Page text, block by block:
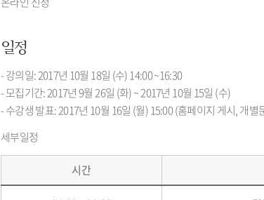
일정
- 강의일: 2017년 10월 18일 (수) 14:00 ~16:30
- 모집기간: 2017년 9월 26일 (화) ~ 2017년 10월 15일 (수)
- 수강생 발표: 2017년 10월 16일 (월) 15:00 (홈페이지 게시, 개별
세부일정
시간